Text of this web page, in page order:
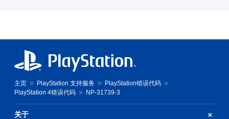
主页 PlayStation 支持服务
PlayStation错误代码
PlayStation 4错误代码
NP-31739-3
关于